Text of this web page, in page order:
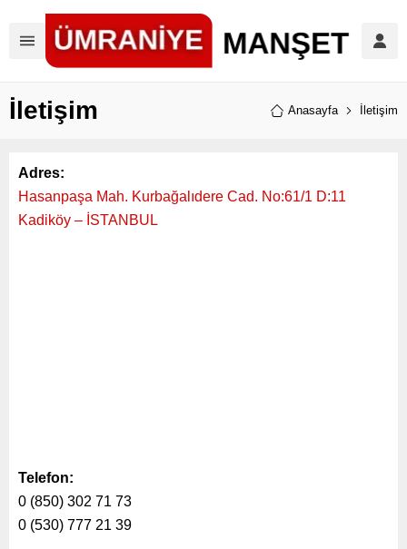
İletişim Anasayfa İletişim
Adres:
Hasanpaşa Mah. Kurbağalıdere Cad. No:61/1 D:11
Kadiköy – İSTANBUL
Telefon:
0 (850) 302 71 73
0 (530) 777 21 39